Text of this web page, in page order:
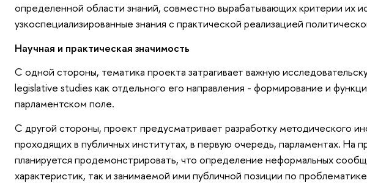
определенной области знаний, совместно вырабатывающих критерии их
узкоспециализированные знания с практической реализацией
Научная и практическая значимость
С одной стороны, тематика проекта затрагивает важную
legislative studies как отдельного его направления - формирование и
парламентском поле.
С другой стороны, проект предусматривает разработку методического
проходящих в публичных институтах, в первую очередь, парламентах. На
планируется продемонстрировать, что определение неформальных
характеристик, так и занимаемой ими публичной позиции по